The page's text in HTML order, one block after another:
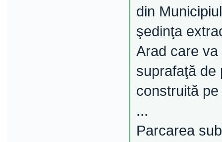
din
şedinţa
Arad care
suprafaţă de
construită
...
Parcarea